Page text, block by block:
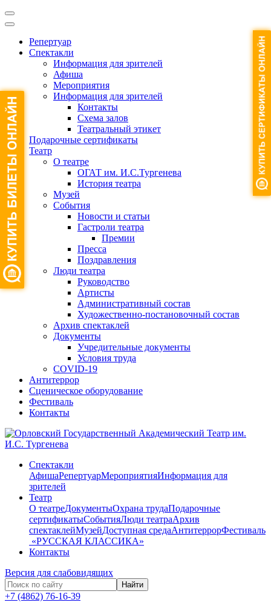
Репертуар
Спектакли
Информация для зрителей
Афиша
Мероприятия
Информация для зрителей
Контакты
Схема залов
Театральный этикет
Подарочные сертификаты
Театр
О театре
ОГАТ им. И.С.Тургенева
История театра
Музей
События
Новости и статьи
Гастроли театра
Премии
Пресса
Поздравления
Люди театра
Руководство
Артисты
Административный состав
Художественно-постановочный состав
Архив спектаклей
Документы
Учредительные документы
Условия труда
COVID-19
Антитеррор
Сценическое оборудование
Фестиваль
Контакты
Спектакли
АфишаРепертуарМероприятияИнформация для
зрителей
Театр
О театреДокументыОхрана трудаПодарочные
сертификатыСобытияЛюди театраАрхив
спектаклейМузейДоступная средаАнтитеррорФестиваль
​ «РУССКАЯ КЛАССИКА»
Контакты
Версия для слабовидящих
Найти
+7 (4862) 76-16-39